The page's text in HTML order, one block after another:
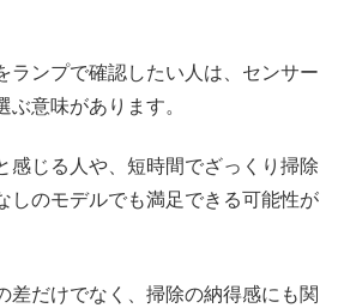
ランプで確認したい人は、センサー
意味があります。
感じる人や、短時間でざっくり掃除
しのモデルでも満足できる可能性が
差だけでなく、掃除の納得感にも関